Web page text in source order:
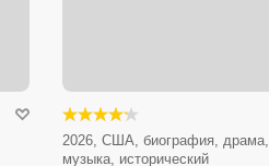
2026, США, биография, драма,
музыка, исторический